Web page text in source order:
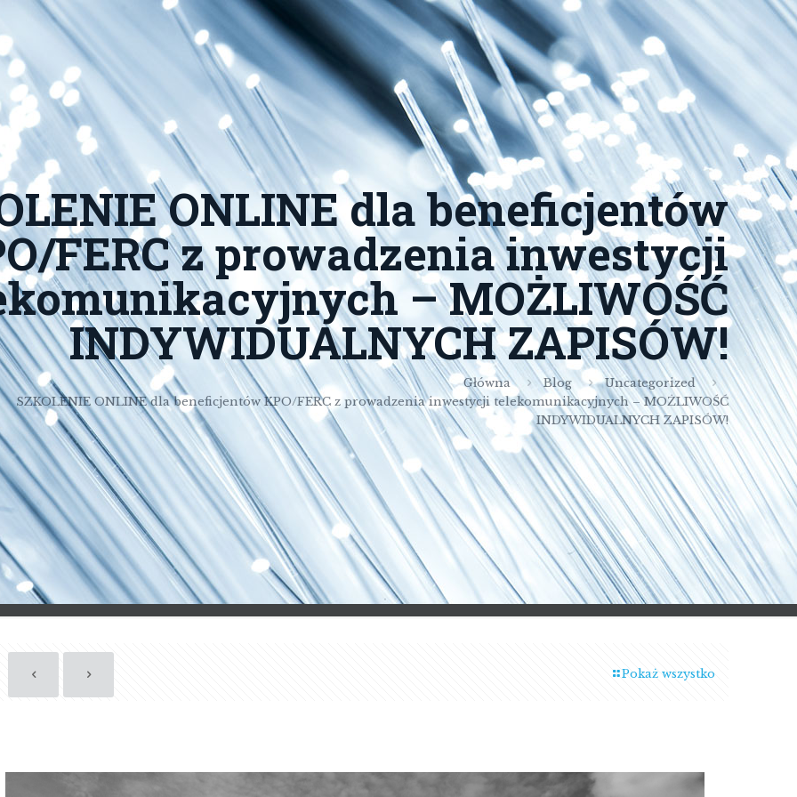
ONLINE dla beneficjentów
FERC z prowadzenia inwestycji
– MOŻLIWOŚĆ
INDYWIDUALNYCH ZAPISÓW!
Główna Blog
Uncategorized
SZKOLENIE ONLINE dla beneficjentów KPO/FERC z prowadzenia inwestycji telekomunikacyjnych – MOŻLIWOŚĆ
INDYWIDUALNYCH ZAPISÓW!
Pokaż wszystko